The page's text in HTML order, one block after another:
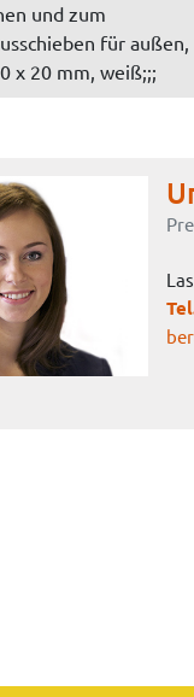
und zum
für außen,
x 20 mm, weiß;;;